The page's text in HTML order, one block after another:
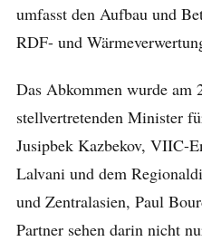
umfasst den Aufbau und
RDF- und
Das Abkommen wurde am
stellvertretenden Minister
Jusipbek Kazbekov, VIIC-
Lalvani und dem
und Zentralasien, Paul
Partner sehen darin nicht